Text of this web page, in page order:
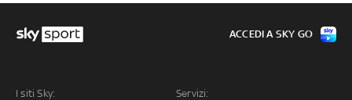
I siti Sky: Servizi:
ACCEDI A SKY GO